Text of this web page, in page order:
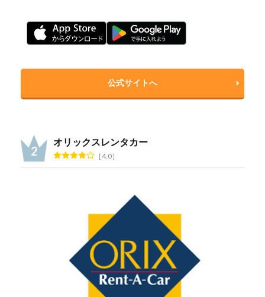
公式サイトへ
オリックスレンタカー
4.0